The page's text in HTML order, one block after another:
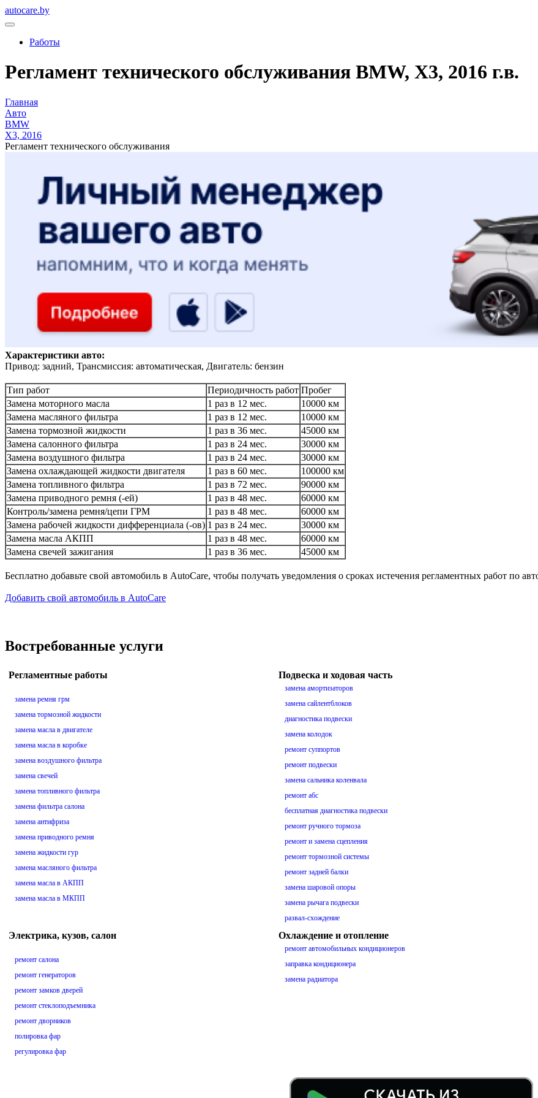
autocare.by
Работы
Регламент технического обслуживания BMW, X3, 2016 г.в.
Главная
Авто
BMW
X3, 2016
Регламент технического обслуживания
Характеристики авто:
Привод: задний, Трансмиссия: автоматическая, Двигатель: бензин
Тип работ Периодичность работ Пробег
Замена моторного масла
1 раз в 12 мес.
10000 км
Замена масляного фильтра
1 раз в 12 мес.
10000 км
Замена тормозной жидкости
1 раз в 36 мес.
45000 км
Замена салонного фильтра
1 раз в 24 мес.
30000 км
Замена воздушного фильтра
1 раз в 24 мес.
30000 км
Замена охлаждающей жидкости двигателя
1 раз в 60 мес.
100000 км
Замена топливного фильтра
1 раз в 72 мес.
90000 км
Замена приводного ремня (-ей)
1 раз в 48 мес.
60000 км
Контроль/замена ремня/цепи ГРМ
1 раз в 48 мес.
60000 км
Замена рабочей жидкости дифференциала (-ов) 1 раз в 24 мес.
30000 км
Замена масла АКПП
1 раз в 48 мес.
60000 км
Замена свечей зажигания
1 раз в 36 мес. 45000 км
Бесплатно добавьте свой автомобиль в AutoCare, чтобы получать уведомления о сроках истечения регламентных работ по
Добавить свой автомобиль в AutoCare
Востребованные услуги
Регламентные работы
замена ремня грм
замена тормозной жидкости
замена масла в двигателе
замена масла в коробке
замена воздушного фильтра
замена свечей
замена топливного фильтра
замена фильтра салона
замена антифриза
замена приводного ремня
замена жидкости гур
замена масляного фильтра
замена масла в АКПП
замена масла в МКПП
Подвеска и ходовая часть
замена амортизаторов
замена сайлентблоков
диагностика подвески
замена колодок
ремонт суппортов
ремонт подвески
замена сальника коленвала
ремонт абс
бесплатная диагностика подвески
ремонт ручного тормоза
ремонт и замена сцепления
ремонт тормозной системы
ремонт задней балки
замена шаровой опоры
замена рычага подвески
развал-схождение
Электрика, кузов, салон
ремонт салона
ремонт генераторов
ремонт замков дверей
ремонт стеклоподъемника
ремонт дворников
полировка фар
регулировка фар
Охлаждение и отопление
ремонт автомобильных кондиционеров
заправка кондиционера
замена радиатора